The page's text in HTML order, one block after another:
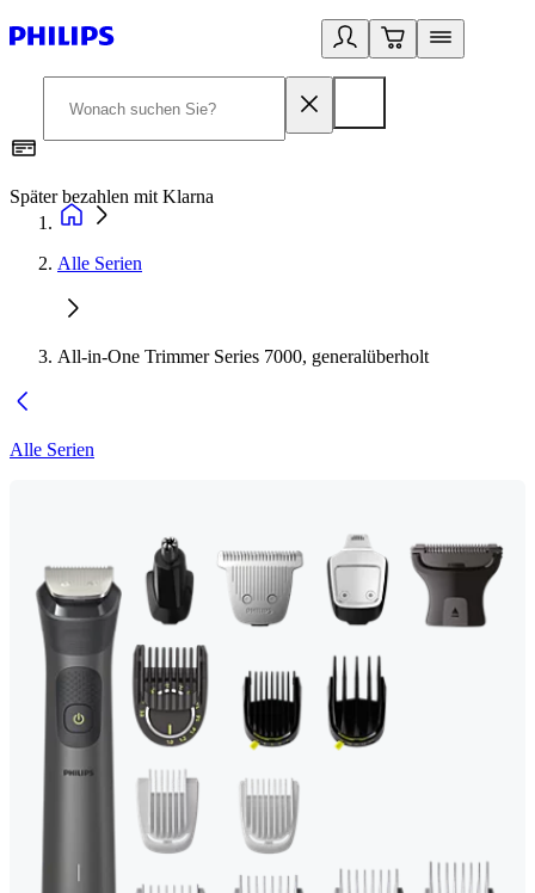
Später bezahlen mit Klarna
Alle Serien
All-in-One Trimmer Series 7000, generalüberholt
Alle Serien